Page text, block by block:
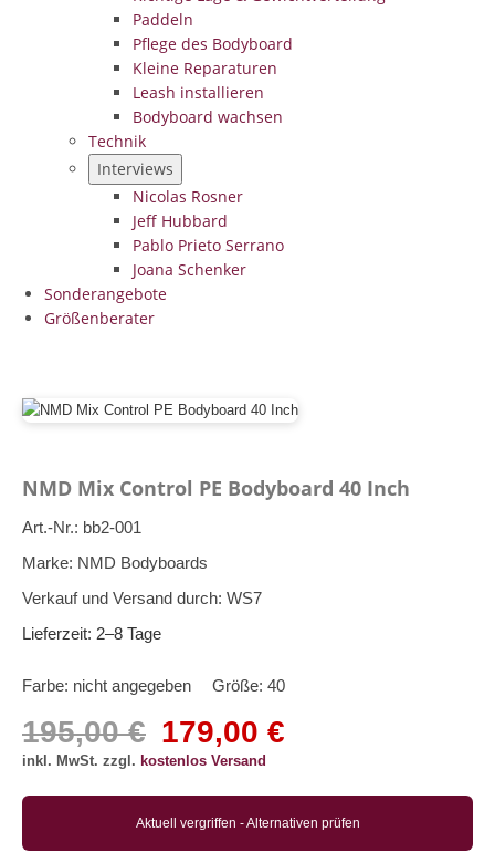
Paddeln
Pflege des Bodyboard
Kleine Reparaturen
Leash installieren
Bodyboard wachsen
Technik
Interviews
Nicolas Rosner
Jeff Hubbard
Pablo Prieto Serrano
Joana Schenker
Sonderangebote
Größenberater
NMD Mix Control PE Bodyboard 40 Inch
Art.-Nr.: bb2-001
Marke: NMD Bodyboards
Verkauf und Versand durch: WS7
Lieferzeit: 2–8 Tage
Farbe: nicht angegeben Größe: 40
195,00 € 179,00 €
inkl. MwSt. zzgl. kostenlos Versand
Aktuell vergriffen - Alternativen prüfen